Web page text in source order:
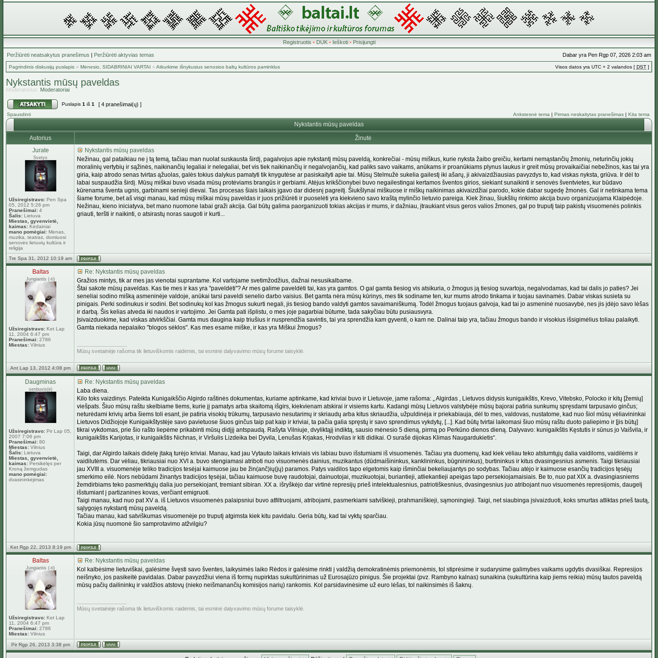
Registruotis • DUK• Ieškoti• Prisijungti
Peržiūrėti neatsakytus pranešimus | Peržiūrėti aktyvias temas Dabar yra Pen Rgp 07, 2026 2:03 am
Pagrindinis diskusijų puslapis » Mėnesio, SIDABRINIAI VARTAI » Atkurkime išnykusius senosios baltų kultūros paminklus Visos datos yra UTC + 2 valandos [ DST ]
Nykstantis mūsų paveldas
Moderatorius: Moderatoriai
Puslapis 1 iš 1 [ 4 pranešimai(ų) ]
Spausdinti Ankstesnė tema | Pirmas neskaitytas pranešimas | Kita tema
Nykstantis mūsų paveldas
Autorius
Žinutė
Jurate
Svetys
Užsiregistravo: Pen Spa
05, 2012 5:26 pm
Pranešimai: 4
Šalis: Lietuva
Miestas, gyvenvietė,
kaimas: Kėdainiai
mano pomėgiai: Menas,
muzika, teatras, domiuosi
senovės lietuvių kultūra ir
religija
Nykstantis mūsų paveldas
Nežinau, gal pataikiau ne į tą temą, tačiau man nuolat suskausta širdį, pagalvojus apie nykstantį mūsų paveldą, konkrečiai - mūsų miškus, kurie nyksta žaibo greičiu, kertami nemąstančių žmonių, neturinčių jokių
moralinių vertybių ir sąžinės, naikinančių legaliai ir nelegaliai, bet vis tiek naikinančių ir negalvojančių, kad paliks savo vaikams, anūkams ir proanūkiams plynus laukus ir greit mūsų provaikaičiai nebežinos, kas tai yra
giria, kaip atrodo senas tvirtas ąžuolas, galės tokius dalykus pamatyti tik knygutėse ar pasiskaityti apie tai. Mūsų Stelmužė sukelia gailestį iki ašarų, ji akivaizdžiausias pavyzdys to, kad viskas nyksta, griūva. Ir dėl to
labai suspaudžia širdį. Mūsų miškai buvo visada mūsų protėviams brangūs ir gerbiami. Atėjus krikščionybei buvo negailestingai kertamos šventos girios, siekiant sunaikinti ir senovės šventvietes, kur būdavo
kūrenama šventa ugnis, garbinami senieji dievai. Tas procesas šiais laikais įgavo dar didesnį pagreitį. Šiukšlynai miškuose ir miškų naikinimas akivaizdžiai parodo, kokie dabar sugedę žmonės. Gal ir netinkama tema
šiame forume, bet aš visgi manau, kad mūsų miškai mūsų paveldas ir juos prižiūrėti ir puoselėti yra kiekvieno savo kraštą mylinčio lietuvio pareiga. Kiek žinau, šiukšlių rinkimo akcija buvo organizuojama Klaipėdoje.
Nežinau, kieno iniciatyva, bet mano nuomone labai graži akcija. Gal būtų galima paorganizuoti tokias akcijas ir mums, ir dažniau, įtraukiant visus geros valios žmones, gal po truputį taip pakistų visuomenės polinkis
griauti, teršti ir naikinti, o atsirastų noras saugoti ir kurti...
Tre Spa 31, 2012 10:19 am
Baltas
Jungiantis (-ti)
Užsiregistravo: Ket Lap
11, 2004 6:47 pm
Pranešimai: 2786
Miestas: Vilnius
Re: Nykstantis mūsų paveldas
Gražios mintys, tik ar mes jas vienotai suprantame. Kol vartojame svetimžodžius, dažnai nesusikalbame.
Štai sakote mūsų paveldas. Kas tie mes ir kas yra "paveldėti"? Ar mes galime paveldėti tai, kas yra gamtos. O gal gamta tiesiog vis atsikuria, o žmogus ją tiesiog suvartoja, negalvodamas, kad tai dalis jo paties? Jei
seneliai sodino mišką asmeninėje valdoje, anūkai tarsi paveldi senelio darbo vaisius. Bet gamta nėra mūsų kūrinys, mes tik sodiname ten, kur mums atrodo tinkama ir tuojau savinamės. Dabar viskas susieta su
pinigais. Perki sodinukus ir sodini. Bet sodinukų kol kas žmogus sukurti negali, jis tiesiog bando valdyti gamtos savaimaniškumą. Todėl žmogus tuojaus galvoja, kad tai jo asmeninė nuosavybė, nes jis įdėjo savo lėšas
ir darbą. Šis kelias atveda iki naudos ir vartojimo. Jei Gamta pati išplistu, o mes joje pagarbiai būtume, tada sakyčiau būtu pusiausvyra.
Įsivaizduokime, kad viskas atvirkščiai. Gamta mus daugina kaip triušius ir nusprendžia savintis, tai yra sprendžia kam gyventi, o kam ne. Dalinai taip yra, tačiau žmogus bando ir visokius išsigimėlius toliau palaikyti.
Gamta niekada nepalaiko "blogos sėklos". Kas mes esame miške, ir kas yra Miškui žmogus?
Mūsų svetainėje rašoma tik lietuviškomis raidėmis, tai esminė dalyvavimo mūsų forume taisyklė.
Ant Lap 13, 2012 4:08 pm
Daugminas
senbuvis(ė)
Užsiregistravo: Pir Lap 05,
2007 7:06 pm
Pranešimai: 80
Miestas: Vilnius
Šalis: Lietuva
Miestas, gyvenvietė,
kaimas: Persikėlęs per
Kroną žemgudas
mano pomėgiai:
dvasininkėjimas
Re: Nykstantis mūsų paveldas
Laba diena.
Kilo toks vaizdinys. Pateikta Kunigaikščio Algirdo raštinės dokumentas, kuriame aptinkame, kad kriviai buvo ir Lietuvoje, jame rašoma: „ Algirdas , Lietuvos didysis kunigaikštis, Krevo, Vitebsko, Polocko ir kitų [žemių]
viešpats. Šiuo mūsų raštu skelbiame tiems, kurie jį pamatys arba skaitomą išgirs, kiekvienam atskirai ir visiems kartu. Kadangi mūsų Lietuvos valstybėje mūsų bajorai patiria sunkumų spręsdami tarpusavio ginčus;
neturėdami krivių arba šiems toli esant, jie patiria visokių trūkumų, tarpusavio nesutarimų ir skriaudų arba kitus skriaudžia, užpuldinėja ir priekabiauja, dėl to mes, valdovas, nustatome, kad nuo šiol mūsų vėliavininkai
Lietuvos Didžiojoje Kunigaikštystėje savo pavietuose šiuos ginčus taip pat kaip ir kriviai, ta pačia galia spręstų ir savo sprendimus vykdytų, [...]. Kad būtų tvirtai laikomasi šiuo mūsų raštu duoto paliepimo ir [jis būtų]
tikrai vykdomas, prie šio rašto liepėme prikabinti mūsų didįjį antspaudą. Rašyta Vilniuje, dvyliktąjį indiktą, sausio mėnesio 5 dieną, pirmą po Perkūno dienos dieną. Dalyvavo: kunigaikštis Kęstutis ir sūnus jo Vaišvila, ir
kunigaikštis Karijotas, ir kunigaikštis Nichnas, ir Viršulis Lizdeika bei Dyvila, Lenušas Krjakas, Hrodvilas ir kiti didikai. O surašė dijokas Klimas Naugardukietis“.
Taigi, dar Algirdo laikais didelę įtaką turėjo kriviai. Manau, kad jau Vytauto laikais kriviais vis labiau buvo išstumiami iš visuomenės. Tačiau yra duomenų, kad kiek vėliau teko atstumtųjų dalia vaidiloms, vaidilėms ir
vaidilutėms. Dar vėliau, tikriausiai nuo XVI a. buvo stengiamasi atriboti nuo visuomenės dainius, muzikantus (dūdmaišininkus, kanklininkus, būgnininkus), burtininkus ir kitus dvasingesnius asmenis. Taigi tikriausiai
jau XVIII a. visuomenėje teliko tradicijos tesėjai kaimuose jau be žin(anč)ių(jų) paramos. Patys vaidilos tapo elgetomis kaip išminčiai bekeliaujantys po sodybas. Tačiau atėjo ir kaimuose esančių tradicijos tęsėjų
smerkimo eilė. Nors nebūdami žinantys tradicijos tęsėjai, tačiau kaimuose buvę raudotojai, dainuotojai, muzikuotojai, buriantieji, atliekantieji apeigas tapo persekiojamaisiais. Be to, nuo pat XIX a. dvasingiasniems
žemdirbiams teko pasmerktųjų dalia juo persekiojant, tremiant sibiran. XX a. išryškėjo dar virtinė represijų prieš intelektualesnius, patriotiškesnius, dvasingesnius juo atribojant nuo visuomenės represijomis, daugelį
išstumiant į partizanines kovas, verčiant emigruoti.
Taigi manau, kad nuo pat XV a. iš Lietuvos visuomenės palaipsniui buvo atfiltruojami, atribojami, pasmerkiami satviškieji, prahmaniškieji, sąmoningieji. Taigi, net siaubinga įsivaizduoti, koks smurtas atliktas prieš tautą,
sąlygojęs nykstantį mūsų paveldą.
Tačiau manau, kad satviškumas visuomenėje po truputį atgimsta kiek kitu pavidalu. Geria būtų, kad tai vyktų sparčiau.
Kokia jūsų nuomonė šio samprotavimo atžvilgiu?
Ket Rgp 22, 2013 8:19 pm
Baltas
Jungiantis (-ti)
Užsiregistravo: Ket Lap
11, 2004 6:47 pm
Pranešimai: 2786
Miestas: Vilnius
Re: Nykstantis mūsų paveldas
Kol kalbėsime lietuviškai, galėsime švęsti savo šventes, laikysimės laiko Rėdos ir galėsime rinkti į valdžią demokratinėmis priemonėmis, tol stiprėsime ir sudarysime galimybes vaikams ugdytis dvasiškai. Represijos
neišnyko, jos pasikeitė pavidalas. Dabar pavyzdžiui viena iš formų nupirktas sukultūrinimas už Eurosajūzo pinigus. Šie projektai (pvz. Rambyno kalnas) sunaikina (sukultūrina kaip jiems reikia) mūsų tautos paveldą
mūsų pačių dailininkų ir valdžios atstovų (nieko neišmanančių komisijos narių) rankomis. Kol parsidavinėsime už euro lėšas, tol naikinsimės iš šaknų.
Mūsų svetainėje rašoma tik lietuviškomis raidėmis, tai esminė dalyvavimo mūsų forume taisyklė.
Pir Rgp 26, 2013 3:38 pm